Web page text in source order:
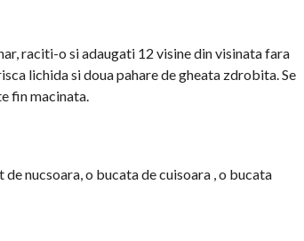
raciti-o si adaugati 12 visine din visinata fara
lichida si doua pahare de gheata zdrobita. Se
fin macinata.
nucsoara, o bucata de cuisoara , o bucata